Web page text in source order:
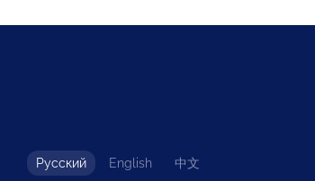
Русский English 中文